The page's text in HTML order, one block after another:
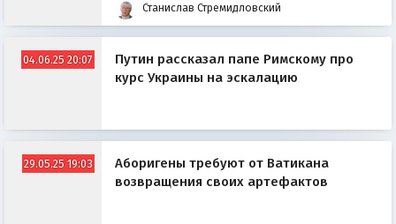
Станислав Стремидловский
04.06.25 20:07
Путин рассказал папе Римскому про
курс Украины на эскалацию
29.05.25 19:03
Аборигены требуют от Ватикана
возвращения своих артефактов